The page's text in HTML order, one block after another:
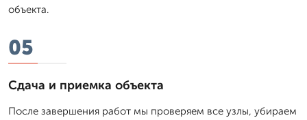
объекта.
05
Сдача и приемка объекта
После завершения работ мы проверяем все узлы, убираем